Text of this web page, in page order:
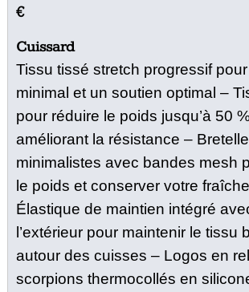
€
Cuissard
Tissu tissé stretch progressif
minimal et un soutien optimal –
pour réduire le poids jusqu’à 50
améliorant la résistance –
minimalistes avec bandes mesh
le poids et conserver votre
Élastique de maintien intégré
l’extérieur pour maintenir le tissu
autour des cuisses – Logos en
scorpions thermocollés en